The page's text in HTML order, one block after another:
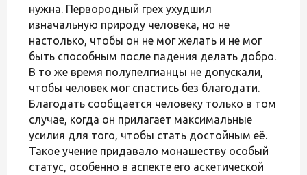
нужна. Первородный грех ухудшил
изначальную природу человека, но не
настолько, чтобы он не мог желать и не мог
быть способным после падения делать добро.
В то же время полупелгианцы не допускали,
чтобы человек мог спастись без благодати.
Благодать сообщается человеку только в том
случае, когда он прилагает максимальные
усилия для того, чтобы стать достойным её.
Такое учение придавало монашеству особый
статус, особенно в аспекте его аскетической